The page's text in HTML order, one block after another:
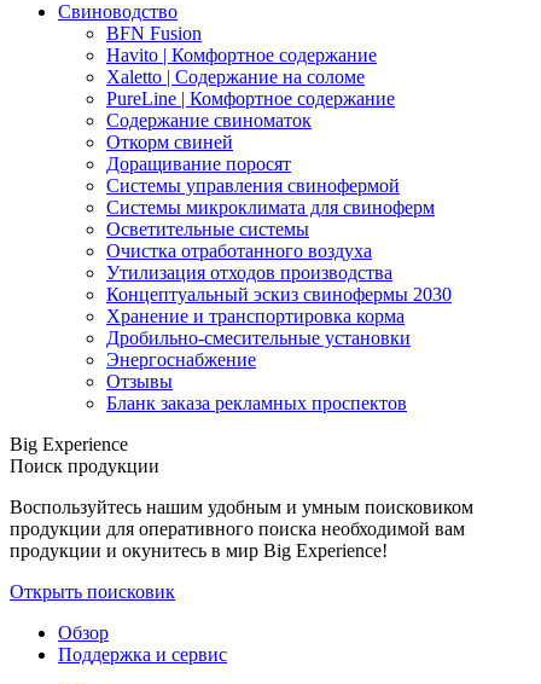
Свиноводство
BFN Fusion
Havito | Комфортное содержание
Xaletto | Содержание на соломе
PureLine | Комфортное содержание
Содержание свиноматок
Откорм свиней
Доращивание поросят
Системы управления свинофермой
Системы микроклимата для свиноферм
Осветительные системы
Очистка отработанного воздуха
Утилизация отходов производства
Концептуальный эскиз свинофермы 2030
Хранение и транспортировка корма
Дробильно-смесительные установки
Энергоснабжение
Отзывы
Бланк заказа рекламных проспектов
Big Experience
Поиск продукции
Воспользуйтесь нашим удобным и умным поисковиком
продукции для оперативного поиска необходимой вам
продукции и окунитесь в мир Big Experience!
Открыть поисковик
Обзор
Поддержка и сервис